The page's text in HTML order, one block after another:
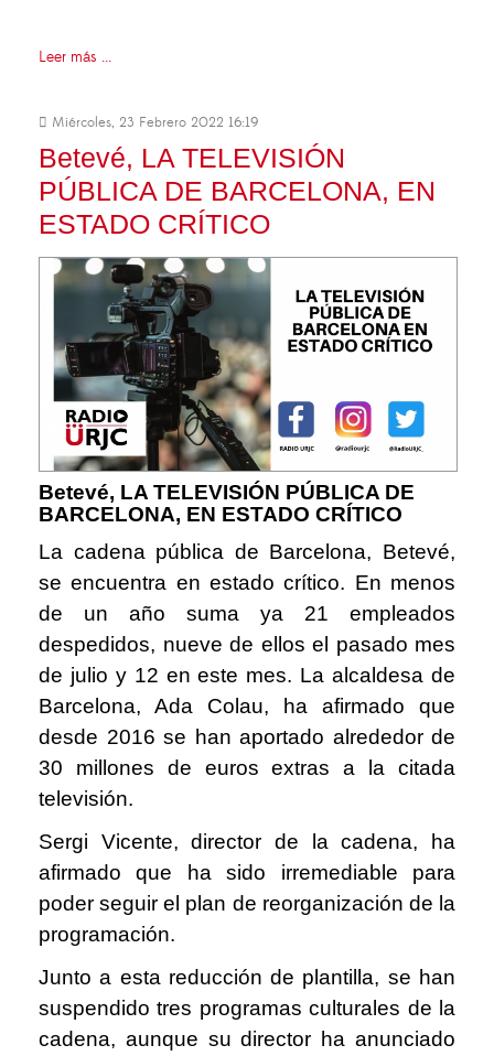
Leer más ...
Miércoles, 23 Febrero 2022 16:19
Betevé, LA TELEVISIÓN
PÚBLICA DE BARCELONA, EN
ESTADO CRÍTICO
Betevé, LA TELEVISIÓN PÚBLICA DE
BARCELONA, EN ESTADO CRÍTICO
La cadena pública de Barcelona, Betevé,
se encuentra en estado crítico. En menos
de un año suma ya 21 empleados
despedidos, nueve de ellos el pasado mes
de julio y 12 en este mes. La alcaldesa de
Barcelona, Ada Colau, ha afirmado que
desde 2016 se han aportado alrededor de
30 millones de euros extras a la citada
televisión.
Sergi Vicente, director de la cadena, ha
afirmado que ha sido irremediable para
poder seguir el plan de reorganización de la
programación.
Junto a esta reducción de plantilla, se han
suspendido tres programas culturales de la
cadena, aunque su director ha anunciado